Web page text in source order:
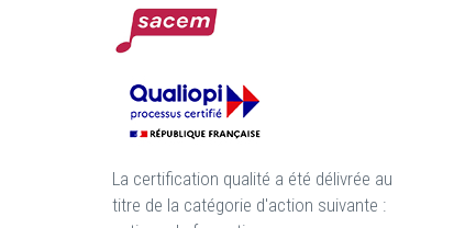
La certification qualité a été délivrée au
titre de la catégorie d'action suivante :